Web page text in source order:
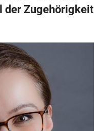
der Zugehörigkeit